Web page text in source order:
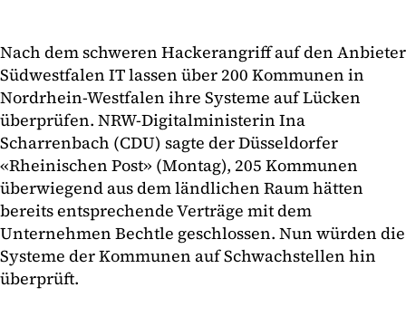
Nach dem schweren Hackerangriff auf den Anbieter
Südwestfalen IT lassen über 200 Kommunen in
Nordrhein-Westfalen ihre Systeme auf Lücken
überprüfen. NRW-Digitalministerin Ina
Scharrenbach (CDU) sagte der Düsseldorfer
«Rheinischen Post» (Montag), 205 Kommunen
überwiegend aus dem ländlichen Raum hätten
bereits entsprechende Verträge mit dem
Unternehmen Bechtle geschlossen. Nun würden die
Systeme der Kommunen auf Schwachstellen hin
überprüft.